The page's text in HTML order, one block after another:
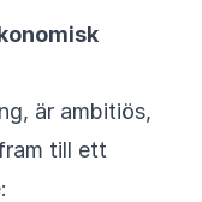
är ambitiös,
till ett